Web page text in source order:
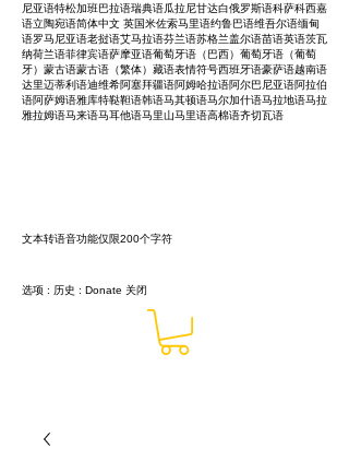
尼亚语特松加班巴拉语瑞典语瓜拉尼甘达白俄罗斯语科萨科西嘉
语立陶宛语简体中文 英国米佐索马里语约鲁巴语维吾尔语缅甸
语罗马尼亚语老挝语艾马拉语芬兰语苏格兰盖尔语苗语英语茨瓦
纳荷兰语菲律宾语萨摩亚语葡萄牙语（巴西）葡萄牙语（葡萄
牙）蒙古语蒙古语（繁体）藏语表情符号西班牙语豪萨语越南语
达里迈蒂利语迪维希阿塞拜疆语阿姆哈拉语阿尔巴尼亚语阿拉伯
语阿萨姆语雅库特鞑靼语韩语马其顿语马尔加什语马拉地语马拉
雅拉姆语马来语马耳他语马里山马里语高棉语齐切瓦语
文本转语音功能仅限200个字符
选项 : 历史 : Donate 关闭